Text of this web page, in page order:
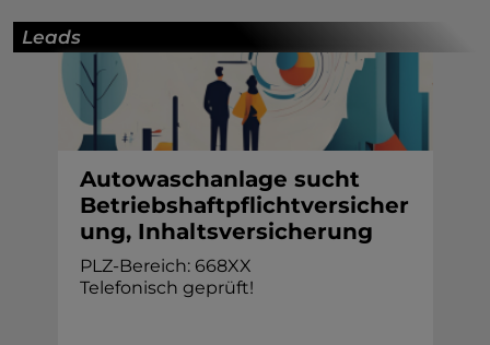
Leads
Autowaschanlage sucht
Betriebshaftpflichtversicher
ung, Inhaltsversicherung
PLZ-Bereich: 668XX
Telefonisch geprüft!